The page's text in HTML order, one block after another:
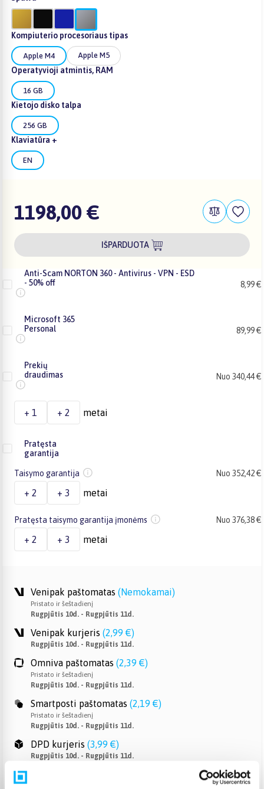
Kompiuterio procesoriaus tipas
Apple M4 Apple M5
Operatyvioji atmintis, RAM
16 GB
Kietojo disko talpa
256 GB
Klaviatūra +
EN
1198,00 €
IŠPARDUOTA
Anti-Scam NORTON 360 - Antivirus - VPN - ESD
- 50% off
8,99 €
Microsoft 365
Personal
89,99 €
Prekių
draudimas
Nuo 340,44 €
+ 1 + 2 metai
Pratęsta
garantija
Taisymo garantija Nuo 352,42 €
+ 2 + 3 metai
Pratęsta taisymo garantija įmonėms Nuo 376,38 €
+ 2 + 3 metai
Venipak paštomatas (Nemokamai)
Pristato ir šeštadienį
Rugpjūtis 10d. - Rugpjūtis 11d.
Venipak kurjeris (2,99 €)
Rugpjūtis 10d. - Rugpjūtis 11d.
Omniva paštomatas (2,39 €)
Pristato ir šeštadienį
Rugpjūtis 10d. - Rugpjūtis 11d.
Smartposti paštomatas (2,19 €)
Pristato ir šeštadienį
Rugpjūtis 10d. - Rugpjūtis 11d.
DPD kurjeris (3,99 €)
Rugpjūtis 10d. - Rugpjūtis 11d.